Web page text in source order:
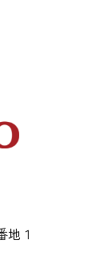
地１